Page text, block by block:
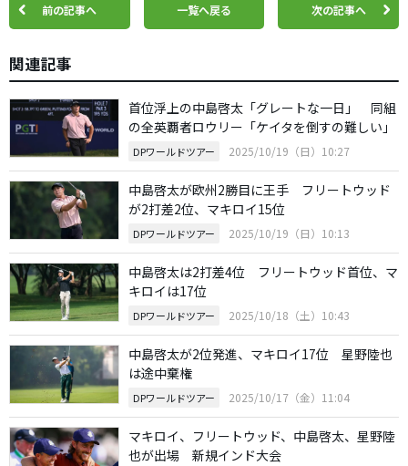
前の記事へ 一覧へ戻る 次の記事へ
関連記事
首位浮上の中島啓太「グレートな一日」 同組
の全英覇者ロウリー「ケイタを倒すの難しい」
DPワールドツアー 2025/10/19（日）10:27
中島啓太が欧州2勝目に王手 フリートウッド
が2打差2位、マキロイ15位
DPワールドツアー 2025/10/19（日）10:13
中島啓太は2打差4位 フリートウッド首位、マ
キロイは17位
DPワールドツアー 2025/10/18（土）10:43
中島啓太が2位発進、マキロイ17位 星野陸也
は途中棄権
DPワールドツアー 2025/10/17（金）11:04
マキロイ、フリートウッド、中島啓太、星野陸
也が出場 新規インド大会